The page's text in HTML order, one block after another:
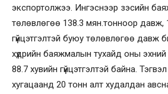
экспортолжээ. Ингэснээр зэсийн
төлөвлөгөө 138.3 мян.тонноор давж,
гүйцэтгэлтэй буюу төлөвлөгөө давж
хүдрийн баяжмалын тухайд оны
88.7 хувийн гүйцэтгэлтэй байна.
хугацаанд 20 тонн алт худалдан